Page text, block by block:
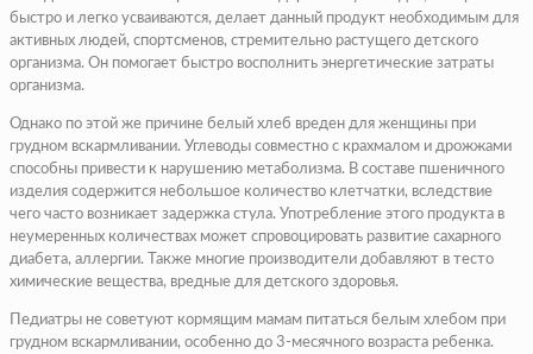
быстро и легко усваиваются, делает данный продукт необходимым для
активных людей, спортсменов, стремительно растущего детского
организма. Он помогает быстро восполнить энергетические затраты
организма.
Однако по этой же причине белый хлеб вреден для женщины при
грудном вскармливании. Углеводы совместно с крахмалом и дрожжами
способны привести к нарушению метаболизма. В составе пшеничного
изделия содержится небольшое количество клетчатки, вследствие
чего часто возникает задержка стула. Употребление этого продукта в
неумеренных количествах может спровоцировать развитие сахарного
диабета, аллергии. Также многие производители добавляют в тесто
химические вещества, вредные для детского здоровья.
Педиатры не советуют кормящим мамам питаться белым хлебом при
грудном вскармливании, особенно до 3-месячного возраста ребенка.